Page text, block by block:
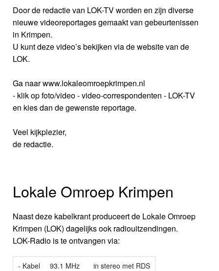
Door de redactie van LOK-TV worden en zijn diverse
nieuwe videoreportages gemaakt van gebeurtenissen
in Krimpen.
U kunt deze video’s bekijken via de website van de
LOK.
Ga naar www.lokaleomroepkrimpen.nl
- klik op foto/video - video-correspondenten - LOK-TV
en kies dan de gewenste reportage.
Veel kijkplezier,
de redactie.
Lokale Omroep Krimpen
Naast deze kabelkrant produceert de Lokale Omroep
Krimpen (LOK) dagelijks ook radiouitzendingen.
LOK-Radio is te ontvangen via:
- Kabel 93.1 MHz
in stereo met RDS